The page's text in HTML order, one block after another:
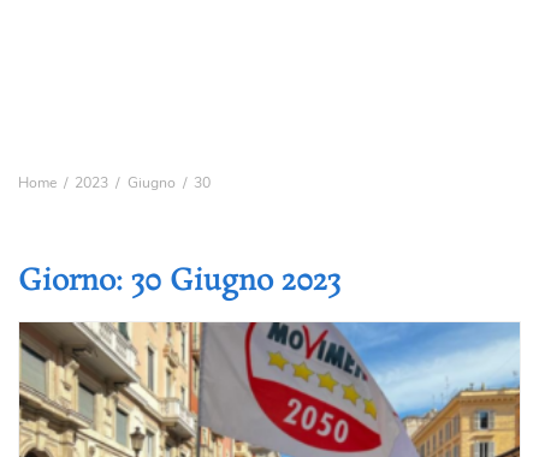
Home 2023 Giugno 30
Giorno: 30 Giugno 2023